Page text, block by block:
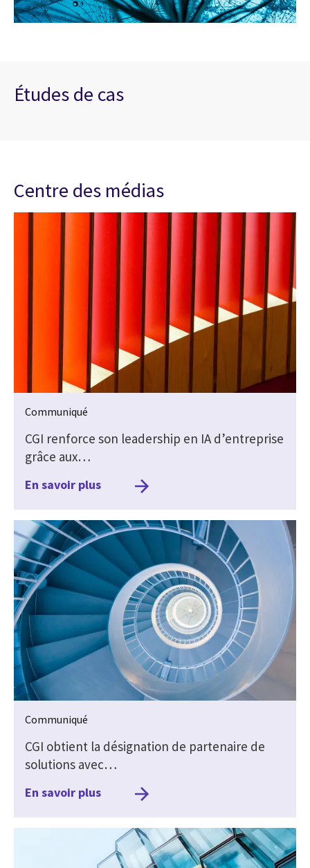
Études de cas
Centre des médias
Communiqué
CGI renforce son leadership en IA d’entreprise
grâce aux…
En savoir plus
Communiqué
CGI obtient la désignation de partenaire de
solutions avec…
En savoir plus